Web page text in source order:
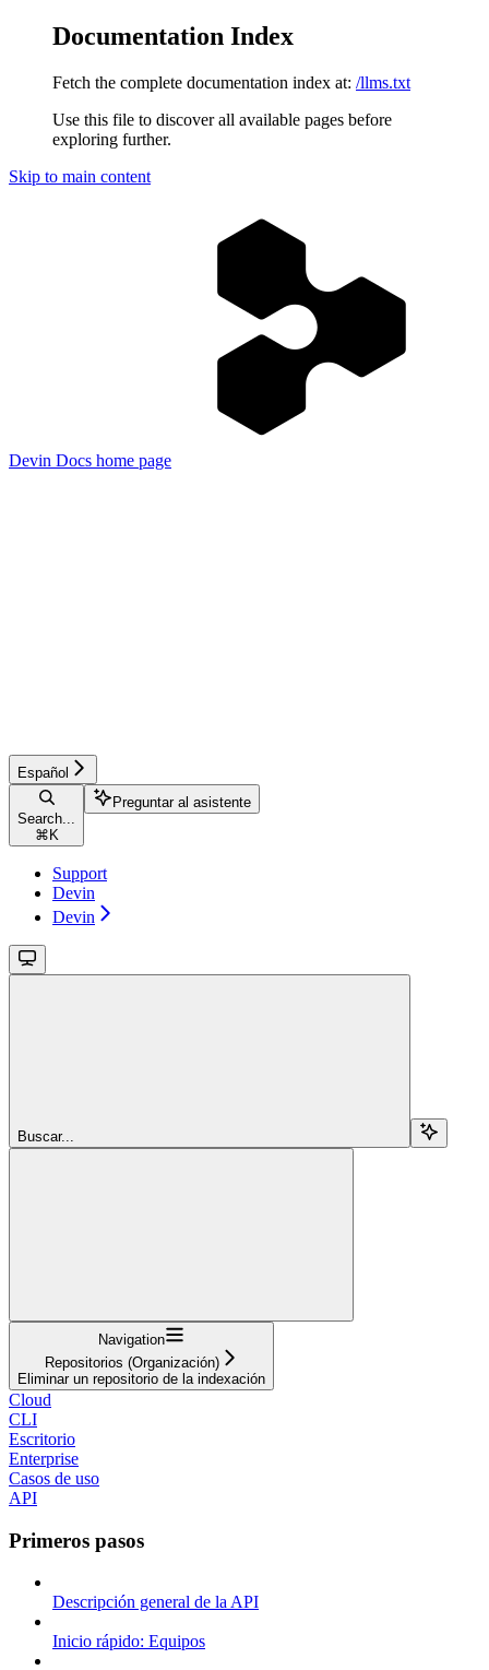
Documentation Index
Fetch the complete documentation index at: /llms.txt
Use this file to discover all available pages before
exploring further.
Skip to main content
Devin Docs home page
Español
Search...
⌘ K
Preguntar al asistente
Support
Devin
Devin
Buscar...
Navigation
Repositorios (Organización)
Eliminar un repositorio de la indexación
Cloud
CLI
Escritorio
Enterprise
Casos de uso
API
Primeros pasos
Descripción general de la API
Inicio rápido: Equipos